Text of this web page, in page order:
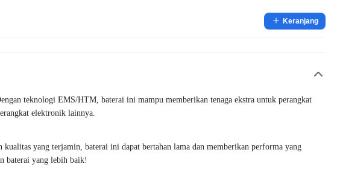
Keranjang
teknologi EMS/HTM, baterai ini mampu memberikan tenaga ekstra untuk perangkat
elektronik lainnya.
yang terjamin, baterai ini dapat bertahan lama dan memberikan performa yang
baterai yang lebih baik!